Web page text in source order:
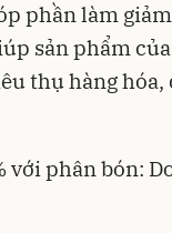
phần làm
sản phẩm
thụ hàng
với phân bón: